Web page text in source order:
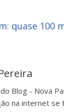
quase 100
Blog - Nova
na internet